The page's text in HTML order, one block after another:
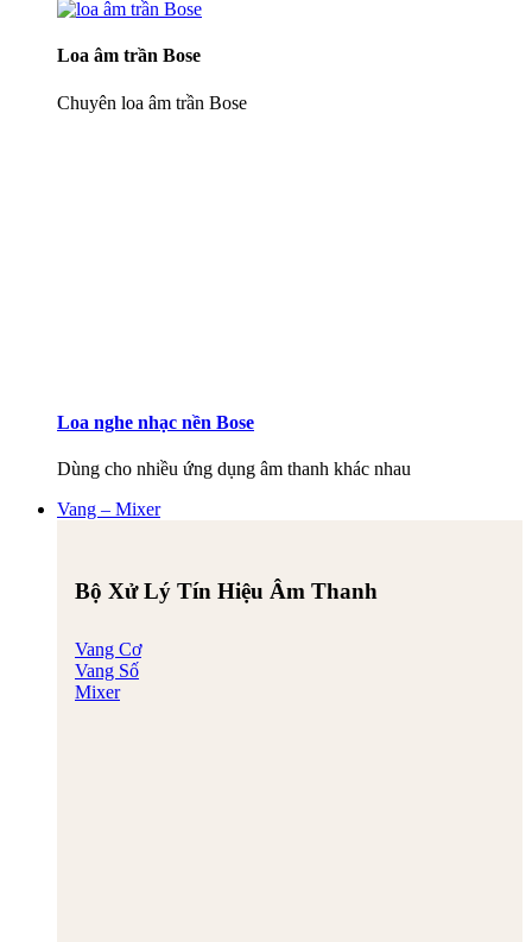
Loa âm trần Bose
Chuyên loa âm trần Bose
Loa nghe nhạc nền Bose
Dùng cho nhiều ứng dụng âm thanh khác nhau
Vang – Mixer
Bộ Xử Lý Tín Hiệu Âm Thanh
Vang Cơ
Vang Số
Mixer